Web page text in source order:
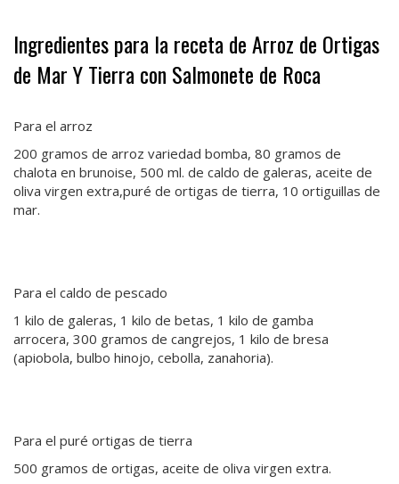
Ingredientes para la receta de Arroz de Ortigas
de Mar Y Tierra con Salmonete de Roca
Para el arroz
200 gramos de arroz variedad bomba, 80 gramos de
chalota en brunoise, 500 ml. de caldo de galeras, aceite de
oliva virgen extra,puré de ortigas de tierra, 10 ortiguillas de
mar.
Para el caldo de pescado
1 kilo de galeras, 1 kilo de betas, 1 kilo de gamba
arrocera, 300 gramos de cangrejos, 1 kilo de bresa
(apiobola, bulbo hinojo, cebolla, zanahoria).
Para el puré ortigas de tierra
500 gramos de ortigas, aceite de oliva virgen extra.